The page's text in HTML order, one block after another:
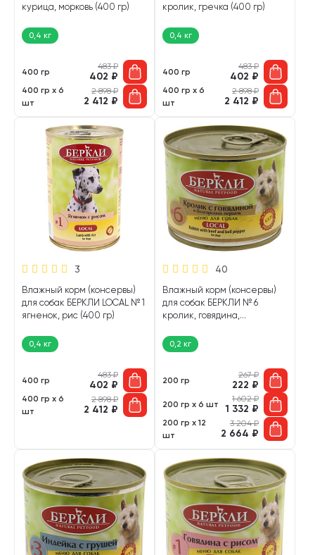
курица, морковь (400 гр)
0,4 кг
400 гр
483₽
402 ₽
400 гр х 6
шт
2 898₽
2 412 ₽
кролик, гречка (400 гр)
0,4 кг
400 гр
483₽
402 ₽
400 гр х 6
шт
2 898₽
2 412 ₽
3
Влажный корм (консервы)
для собак БЕРКЛИ LOCAL № 1
ягненок, рис (400 гр)
0,4 кг
400 гр
483₽
402 ₽
400 гр х 6
шт
2 898₽
2 412 ₽
40
Влажный корм (консервы)
для собак БЕРКЛИ № 6
кролик, говядина,
гр)0,2 кг
200 гр
267₽
222 ₽
200 гр х 6 шт
1 602₽
1 332 ₽
200 гр х 12
шт
3 204₽
2 664 ₽